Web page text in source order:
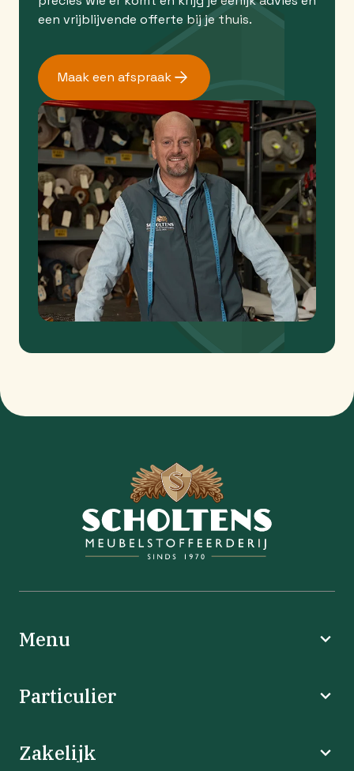
een vrijblijvende offerte bij je thuis.
Maak een afspraak
Menu
Particulier
Zakelijk